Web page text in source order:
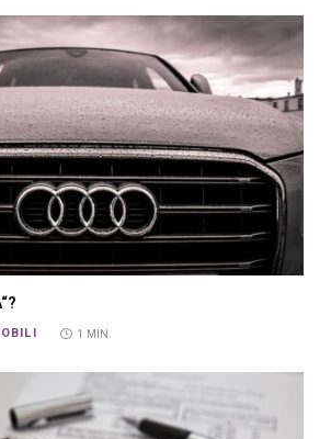
1 MIN.